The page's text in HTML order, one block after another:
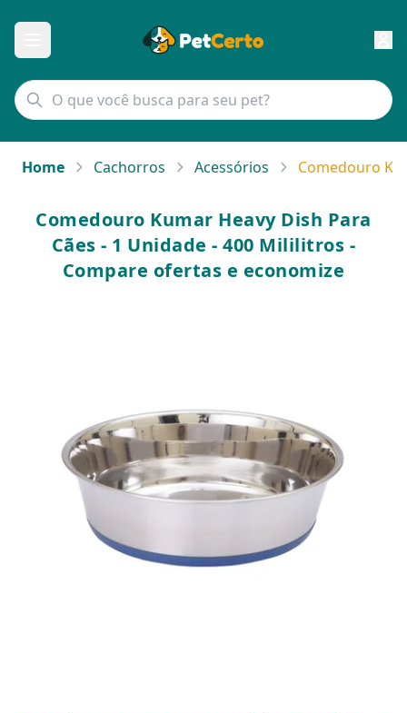
Home Cachorros Acessórios Comedouro
Comedouro Kumar Heavy Dish Para
Cães - 1 Unidade - 400 Mililitros -
Compare ofertas e economize